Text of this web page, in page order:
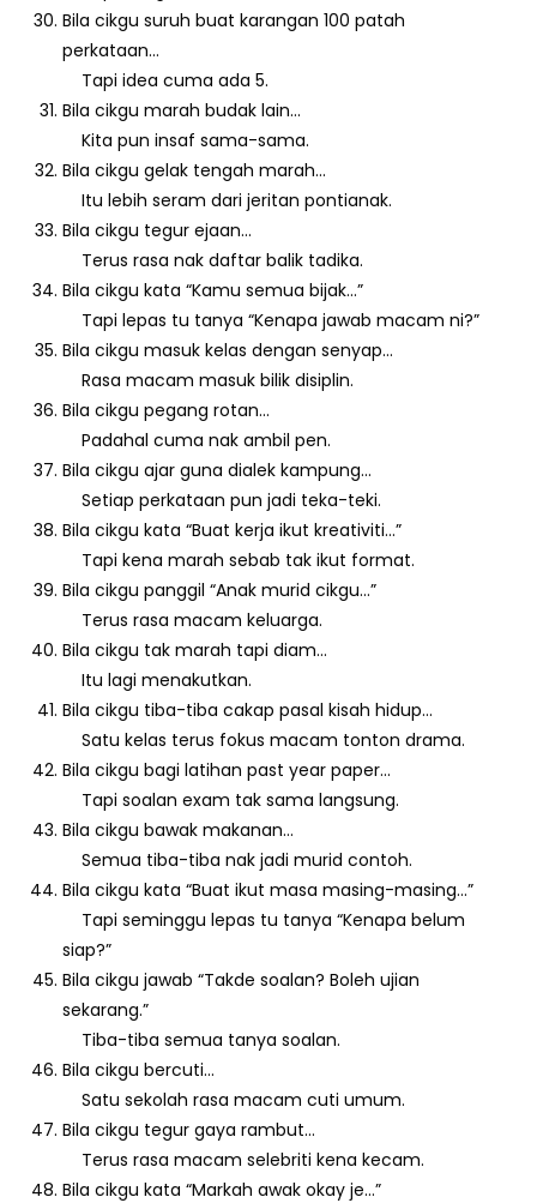
Bila cikgu suruh buat karangan 100 patah
perkataan…
Tapi idea cuma ada 5.
Bila cikgu marah budak lain…
Kita pun insaf sama-sama.
Bila cikgu gelak tengah marah…
Itu lebih seram dari jeritan pontianak.
Bila cikgu tegur ejaan…
Terus rasa nak daftar balik tadika.
Bila cikgu kata “Kamu semua bijak…”
Tapi lepas tu tanya “Kenapa jawab macam ni?”
Bila cikgu masuk kelas dengan senyap…
Rasa macam masuk bilik disiplin.
Bila cikgu pegang rotan…
Padahal cuma nak ambil pen.
Bila cikgu ajar guna dialek kampung…
Setiap perkataan pun jadi teka-teki.
Bila cikgu kata “Buat kerja ikut kreativiti…”
Tapi kena marah sebab tak ikut format.
Bila cikgu panggil “Anak murid cikgu…”
Terus rasa macam keluarga.
Bila cikgu tak marah tapi diam…
Itu lagi menakutkan.
Bila cikgu tiba-tiba cakap pasal kisah hidup…
Satu kelas terus fokus macam tonton drama.
Bila cikgu bagi latihan past year paper…
Tapi soalan exam tak sama langsung.
Bila cikgu bawak makanan…
Semua tiba-tiba nak jadi murid contoh.
Bila cikgu kata “Buat ikut masa masing-masing…”
Tapi seminggu lepas tu tanya “Kenapa belum
siap?”
Bila cikgu jawab “Takde soalan? Boleh ujian
sekarang.”
Tiba-tiba semua tanya soalan.
Bila cikgu bercuti…
Satu sekolah rasa macam cuti umum.
Bila cikgu tegur gaya rambut…
Terus rasa macam selebriti kena kecam.
Bila cikgu kata “Markah awak okay je…”